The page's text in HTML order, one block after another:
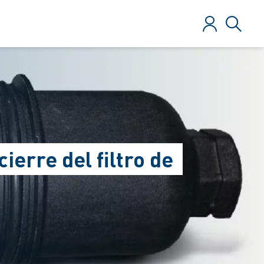
Iniciar sesión
del filtro de